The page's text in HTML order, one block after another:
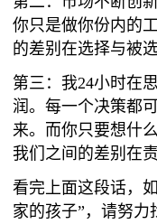
你只是做你份内的
的差别在选择与被选
第三：我24小时在
润。每一个决策都
来。而你只要想什
我们之间的差别在
看完上面这段话，
家的孩子”，请努